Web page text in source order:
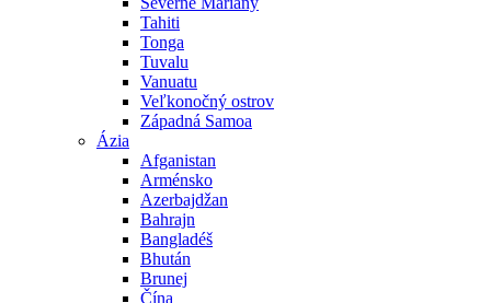
Tahiti
Tonga
Tuvalu
Vanuatu
Veľkonočný ostrov
Západná Samoa
Ázia
Afganistan
Arménsko
Azerbajdžan
Bahrajn
Bangladéš
Bhután
Brunej
Čína